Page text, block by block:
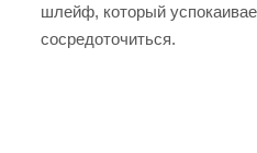
шлейф, который
сосредоточиться.